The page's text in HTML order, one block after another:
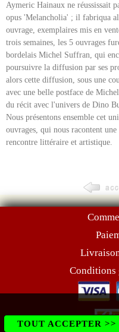
Aymeric Hainaux ne réussissait
opus 'Melancholia' ; il fabriqua
ouvrage, exemplaires mis en
trois semaines, les 5 ouvrages
bordelais Michel Suffran, qui
poursuivre la diffusion par ses
alors cette diffusion, sous une
avec une belle postface de
du récit avec l'univers de Dino
Nous présentons ensemble cet
ouvrages, qui nous racontent
rencontre littéraire et artistique.
Conditions
TOUT ACCEPTER >>